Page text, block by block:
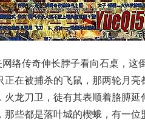
络传奇伸长脖子看向石桌，这
正在被捕杀的飞鼠，那两轮月
火龙刀卫，徒有其表顺着胳膊
那些都是落叶城的楔蛾，有一